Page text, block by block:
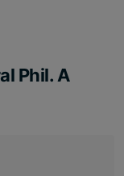
Phil. A